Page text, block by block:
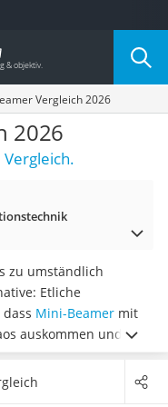
Vergleich 2026
2026
zu umständlich
Etliche
Mini-Beamer mit
auskommen und
vor einem Meeting